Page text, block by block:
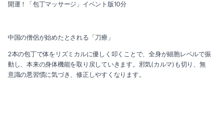
開運！「包丁マッサージ」イベント版10分
中国の僧侶が始めたとされる「刀療」
2本の包丁で体をリズミカルに優しく叩くことで、全身が細胞レベルで振
動し、本来の身体機能を取り戻していきます。邪気(カルマ)も切り、無
意識の悪習慣に気づき、修正しやすくなります。